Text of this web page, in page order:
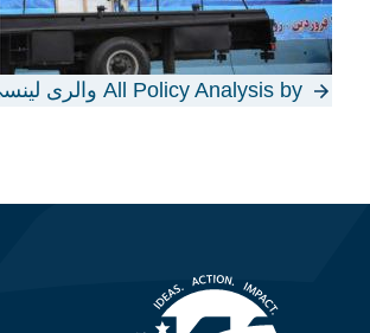
All Policy Analysis by والری لینسی